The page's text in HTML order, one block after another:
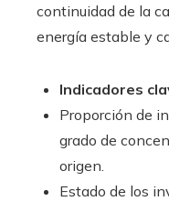
continuidad de la
energía estable y
Indicadores
Proporción de
grado de
origen.
Estado de los